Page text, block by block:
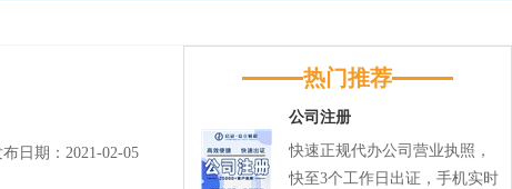
布日期：2021-02-05
热门推荐
公司注册
快速正规代办公司营业执照，
快至3个工作日出证，手机实时